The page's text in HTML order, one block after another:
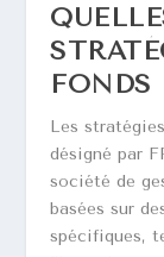
FONDS
Les
désigné par
société de
basées sur
spécifiques,